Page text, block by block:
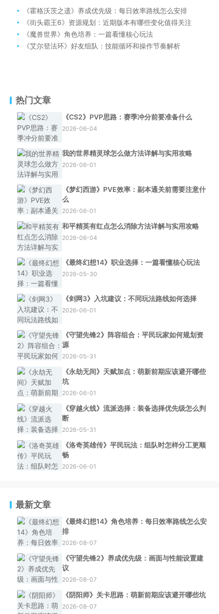
《霍格沃茨之遗》养成优先级：每日效率路线怎么安排
《街头霸王6》资源规划：近期版本有哪些变化值得关注
《魔兽世界》角色培养：一篇看懂核心玩法
《艾尔登法环》好友组队：技能循环和操作节奏解析
热门文章
《CS2》PVP思路：赛季冲分前要准备什么
2026-06-04
我的世界精灵球怎么做方法详解与实用攻略
2026-06-01
《梦幻西游》PVE效率：副本通关前需要注意什
么
2026-06-01
和平精英有红点怎么消除方法详解与实用攻略
2026-06-04
《最终幻想14》职业选择：一篇看懂核心玩法
2026-05-30
《剑网3》入坑建议：不同玩法路线如何选择
2026-06-01
《守望先锋2》阵容组合：平民玩家如何规划资
源
2026-05-31
《永劫无间》天赋加点：萌新前期应该避开哪些
坑
2026-06-01
《穿越火线》流派选择：装备选择优先级怎么判
断
2026-05-31
《洛奇英雄传》平民玩法：组队时怎样分工更顺
畅
2026-06-01
最新文章
《最终幻想14》角色培养：每日效率路线怎么安
排
2026-08-07
《守望先锋2》养成优先级：画面与性能设置建
议
2026-08-07
《阴阳师》关卡思路：萌新前期应该避开哪些坑
2026-08-07